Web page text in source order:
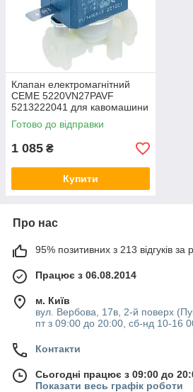
Клапан електромагнітний
CEME 5220VN27PAVF
5213222041 для кавомашини
DeLonghi
Готово до відправки
1 085 ₴
Купити
Про нас
95% позитивних з 213 відгуків за
Працює з 06.08.2014
м. Київ
вул. Вербова, 17в, 2-й поверх
пт з 09:00 до 20:00, сб-нд 10-16
Контакти
Сьогодні працює з 09:00 до
Показати весь графік роботи